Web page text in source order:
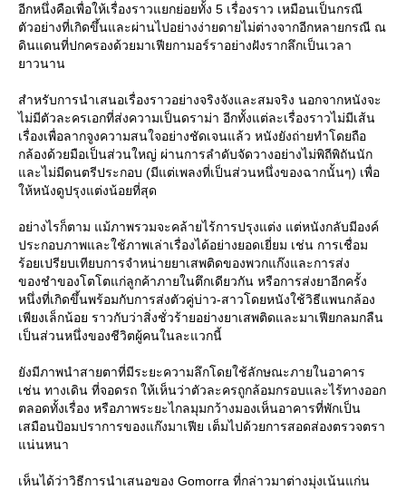
อีกหนึ่งคือเพื่อให้เรื่องราวแยกย่อยทั้ง 5 เรื่องราว เหมือนเป็นกรณี
ตัวอย่างที่เกิดขึ้นและผ่านไปอย่างง่ายดายไม่ต่างจากอีกหลายกรณี ณ
ดินแดนที่ปกครองด้วยมาเฟียกามอร์ราอย่างฝังรากลึกเป็นเวลา
าวนาน
สำหรับการนำเสนอเรื่องราวอย่างจริงจังและสมจริง นอกจากหนังจะ
ไม่มีตัวละครเอกที่ส่งความเป็นดราม่า อีกทั้งแต่ละเรื่องราวไม่มีเส้น
เรื่องเพื่อลากจูงความสนใจอย่างชัดเจนแล้ว หนังยังถ่ายทำโดยถือ
กล้องด้วยมือเป็นส่วนใหญ่ ผ่านการลำดับจัดวางอย่างไม่พิถีพิถันนัก
ละไม่มีดนตรีประกอบ (มีแต่เพลงที่เป็นส่วนหนึ่งของฉากนั้นๆ) เพื่อ
ห้หนังดูปรุงแต่งน้อยที่สุด
อย่างไรก็ตาม แม้ภาพรวมจะคล้ายไร้การปรุงแต่ง แต่หนังกลับมีองค์
ประกอบภาพและใช้ภาพเล่าเรื่องได้อย่างยอดเยี่ยม เช่น การเชื่อม
ร้อยเปรียบเทียบการจำหน่ายยาเสพติดของพวกแก๊งและการส่ง
ของชำของโตโตแก่ลูกค้าภายในตึกเดียวกัน หรือการส่งยาอีกครั้ง
หนึ่งที่เกิดขึ้นพร้อมกับการส่งตัวคู่บ่าว-สาวโดยหนังใช้วิธีแพนกล้อง
เพียงเล็กน้อย ราวกับว่าสิ่งชั่วร้ายอย่างยาเสพติดและมาเฟียกลมกลืน
เป็นส่วนหนึ่งของชีวิตผู้คนในละแวกนี้
ังมีภาพนำสายตาที่มีระยะความลึกโดยใช้ลักษณะภายในอาคาร
เช่น ทางเดิน ที่จอดรถ ให้เห็นว่าตัวละครถูกล้อมกรอบและไร้ทางออก
ตลอดทั้งเรื่อง หรือภาพระยะไกลมุมกว้างมองเห็นอาคารที่พักเป็น
เสมือนป้อมปราการของแก๊งมาเฟีย เต็มไปด้วยการสอดส่องตรวจตรา
น่นหนา
เห็นได้ว่าวิธีการนำเสนอของ Gomorra ที่กล่าวมาต่างมุ่งเน้นแก่น